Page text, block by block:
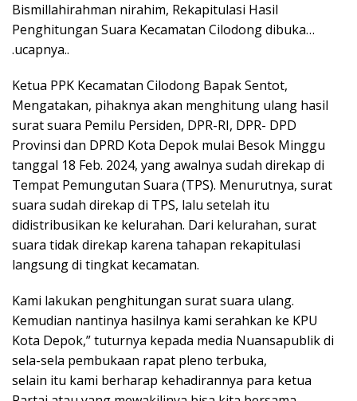
Bismillahirahman nirahim, Rekapitulasi Hasil
Penghitungan Suara Kecamatan Cilodong dibuka…
.ucapnya..
Ketua PPK Kecamatan Cilodong Bapak Sentot,
Mengatakan, pihaknya akan menghitung ulang hasil
surat suara Pemilu Persiden, DPR-RI, DPR- DPD
Provinsi dan DPRD Kota Depok mulai Besok Minggu
tanggal 18 Feb. 2024, yang awalnya sudah direkap di
Tempat Pemungutan Suara (TPS). Menurutnya, surat
suara sudah direkap di TPS, lalu setelah itu
didistribusikan ke kelurahan. Dari kelurahan, surat
suara tidak direkap karena tahapan rekapitulasi
langsung di tingkat kecamatan.
Kami lakukan penghitungan surat suara ulang.
Kemudian nantinya hasilnya kami serahkan ke KPU
Kota Depok,” tuturnya kepada media Nuansapublik di
sela-sela pembukaan rapat pleno terbuka,
selain itu kami berharap kehadirannya para ketua